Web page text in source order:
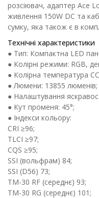
розсіювач, адаптер Ace
живлення 150W DC та
сумку, яка також є в
Технічні характеристики
● Тип: Компактна LED
● Колірні режими: RGB,
● Колірна температура
● Люмени: 13855 люменів;
● Налаштування
● Кут променя: 45°;
● Індекси кольору:
CRI ≥96;
TLCI ≥97;
CQS ≥95;
SSI (вольфрам) 84;
SSI (D56) 73;
TM-30 RF (середнє) 93;
TM-30 RG (середнє) 101;